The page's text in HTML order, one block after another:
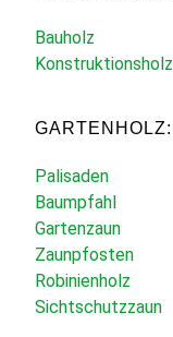
Bauholz
Konstruktionsholz
GARTENHOLZ:
Palisaden
Baumpfahl
Gartenzaun
Zaunpfosten
Robinienholz
Sichtschutzzaun